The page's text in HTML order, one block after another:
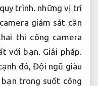
trình. những vị trí
giám sát cần
thi công camera
với bạn. Giải pháp.
đó,Đội ngũ giàu
trong suốt công